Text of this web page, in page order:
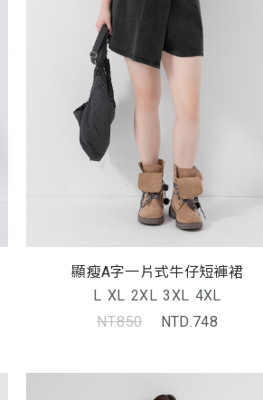
顯瘦A字一片式牛仔短褲裙
L XL 2XL 3XL 4XL
NT.850
NTD.748